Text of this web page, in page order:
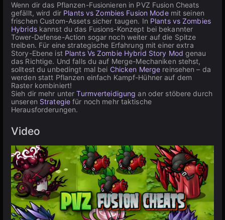
Wenn dir das Pflanzen-Fusionieren in PVZ Fusion Cheats
gefällt, wird dir Plants vs Zombies Fusion Modemit seinen
frischen Custom-Assets sicher taugen. In Plants vs Zombies
Hybridskannst du das Fusions-Konzept bei bekannter
Tower-Defense-Action sogar noch weiter auf die Spitze
treiben. Für eine strategische Erfahrung mit einer extra
Story-Ebene ist Plants Vs Zombie Hybrid Story Mod genau
das Richtige. Und falls du auf Merge-Mechaniken stehst,
solltest du unbedingt mal bei Chicken Merge reinsehen – da
werden statt Pflanzen einfach Kampf-Hühner auf dem
Raster kombiniert!
Sieh dir mehr unterTurmverteidigung an oder stöbere durch
unseren Strategie für noch mehr taktische
Herausforderungen.
Video